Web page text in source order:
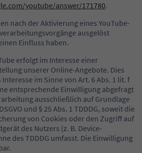
youtube/answer/171780.
nach der Aktivierung eines YouTube-
ausgelöst
Einfluss haben.
erfolgt im Interesse einer
unserer Online-Angebote. Dies
im Sinne von Art. 6 Abs. 1 lit. f
entsprechende Einwilligung abgefragt
ausschließlich auf Grundlage
und § 25 Abs. 1 TDDDG, soweit die
von Cookies oder den Zugriff auf
des Nutzers (z. B. Device-
des TDDDG umfasst. Die Einwilligung